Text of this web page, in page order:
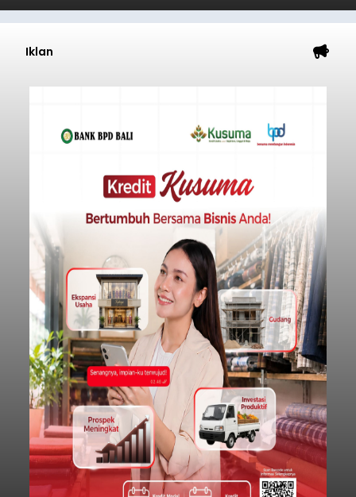
Iklan